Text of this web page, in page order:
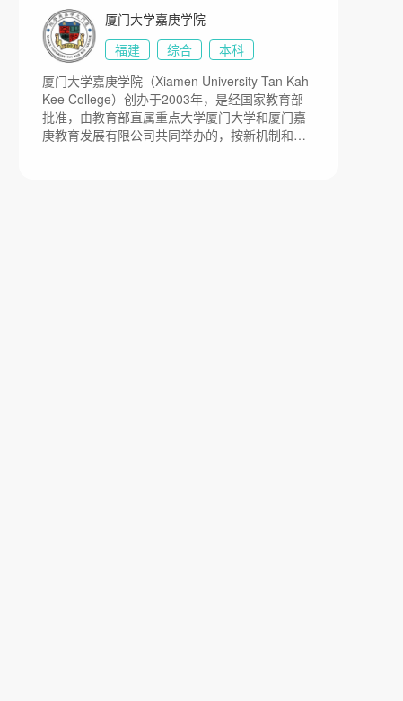
学，2021年3月18日，江苏省教育厅发布公示，
按照教育部关于独立学院转设的有关要求，现将
南京师范大学中北学院与江苏经贸职业技术学院
合并转设为省属公办本科学校。截至2021年5
月，南京师范大学中北学院丹阳校区占地总面积
900亩，规划建设总建筑面积38.75万平方米。
厦门大学嘉庚学院
福建
综合
本科
厦门大学嘉庚学院（Xiamen University Tan Kah
Kee College）创办于2003年，是经国家教育部
批准，由教育部直属重点大学厦门大学和厦门嘉
庚教育发展有限公司共同举办的，按新机制和新